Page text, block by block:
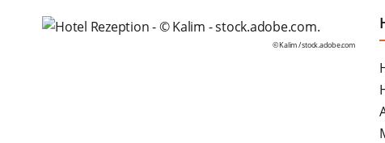
© Kalim /stock.adobe.com